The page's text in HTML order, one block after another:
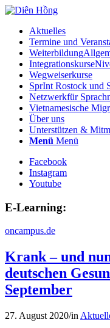
Aktuelles
Termine und
Weiterbildung
Integrationskurse
Wegweiserkurse
SprInt Rostock und
Netzwerkfür
Vietnamesische
Über uns
Unterstützen &
Menü Menü
Facebook
Instagram
Youtube
E-Learning:
oncampus.de
Krank – und
deutschen
September
27. August 2020/in